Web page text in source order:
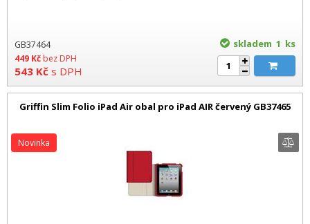
skladem 1 ks
GB37464
449 Kč bez DPH
543 Kč s DPH
Griffin Slim Folio iPad Air obal pro iPad AIR červený GB37465
Novinka